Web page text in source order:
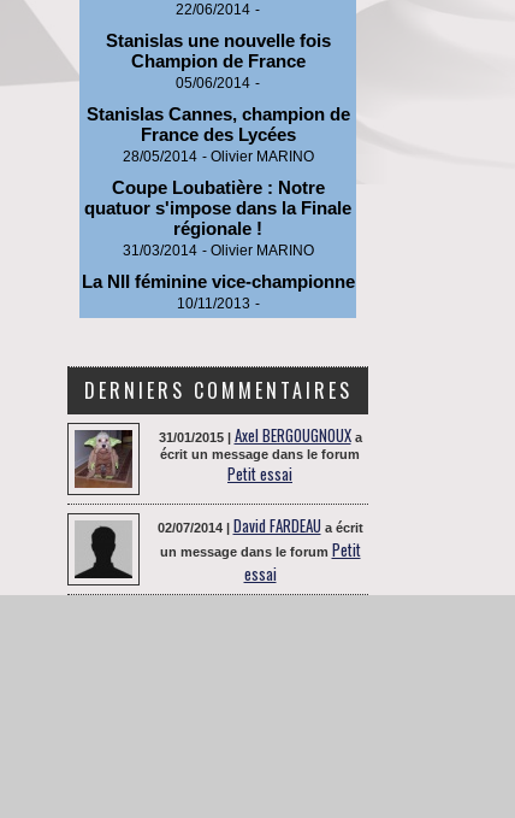
22/06/2014 -
Stanislas une nouvelle fois
Champion de France
05/06/2014 -
Stanislas Cannes, champion de
France des Lycées
28/05/2014 - Olivier MARINO
Coupe Loubatière : Notre
quatuor s'impose dans la Finale
régionale !
31/03/2014 - Olivier MARINO
La NII féminine vice-championne
10/11/2013 -
DERNIERS COMMENTAIRES
31/01/2015 | Axel BERGOUGNOUXa
écrit un message dans le forum
Petit essai
02/07/2014 | David FARDEAU a écrit
un message dans le forum Petit
essai